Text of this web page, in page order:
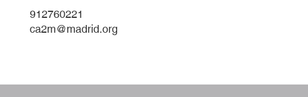
912760221
ca2m@madrid.org